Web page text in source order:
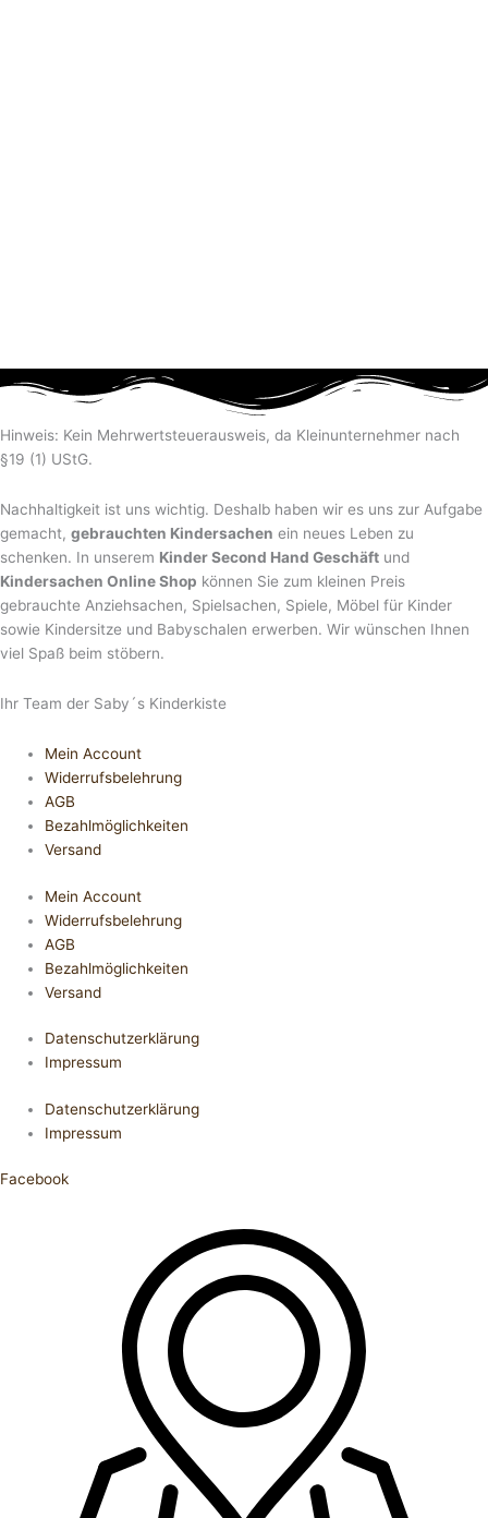
Hinweis: Kein Mehrwertsteuerausweis, da Kleinunternehmer nach
§19 (1) UStG.
Nachhaltigkeit ist uns wichtig. Deshalb haben wir es uns zur Aufgabe
gemacht, gebrauchten Kindersachen ein neues Leben zu
schenken. In unserem Kinder Second Hand Geschäft und
Kindersachen Online Shop können Sie zum kleinen Preis
gebrauchte Anziehsachen, Spiel­sachen, Spiele, Möbel für Kinder
sowie Kindersitze und Babyschalen erwerben. Wir wünschen Ihnen
viel Spaß beim stöbern.
Ihr Team der Saby´s Kinderkiste
Mein Account
Widerrufsbelehrung
AGB
Bezahlmöglichkeiten
Versand
Mein Account
Widerrufsbelehrung
AGB
Bezahlmöglichkeiten
Versand
Datenschutzerklärung
Impressum
Datenschutzerklärung
Impressum
Facebook